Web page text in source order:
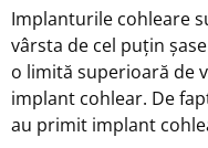
Implanturile cohleare
vârsta de cel puțin
o limită superioară de
implant cohlear. De
au primit implant